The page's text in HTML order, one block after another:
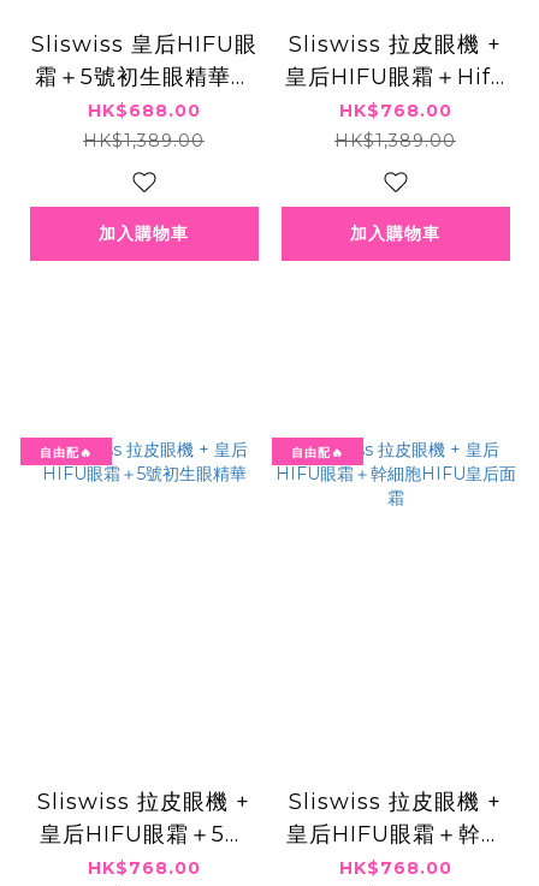
Sliswiss 皇后HIFU眼
霜＋5號初生眼精華＋
Hifu電眼Gel
HK$688.00
HK$1,389.00
加入購物車
Sliswiss 拉皮眼機 +
皇后HIFU眼霜＋Hifu
電眼Gel
HK$768.00
HK$1,389.00
加入購物車
自由配🔥
Sliswiss 拉皮眼機 +
皇后HIFU眼霜＋5號
初生眼精華
HK$768.00
自由配🔥
Sliswiss 拉皮眼機 +
皇后HIFU眼霜＋幹細
胞HIFU皇后面霜
HK$768.00